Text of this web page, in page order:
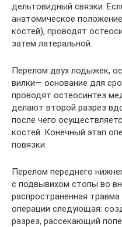
дельтовидный связки.
анатомическое
костей), проводят
затем латеральной.
Перелом двух лодыжек,
вилки— основание для
проводят остеосинтез
делают второй разрез
после чего
костей. Конечный этап
повязки.
Перелом переднего
с подвывихом стопы во
распространенная
операции следующая:
разрез, рассекающий